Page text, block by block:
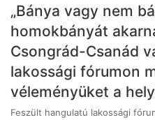
„Bánya vagy nem
homokbányát
Csongrád-Csanád
lakossági fórumon
véleményüket a
Feszült hangulatú lakossági